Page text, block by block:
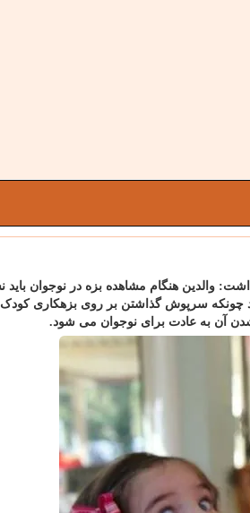
والدین هنگام مشاهده بزه در نوجوان باید
چونکه سرپوش گذاشتن بر روی بزهکاری
شدن آن به عادت برای نوجوان می شود.